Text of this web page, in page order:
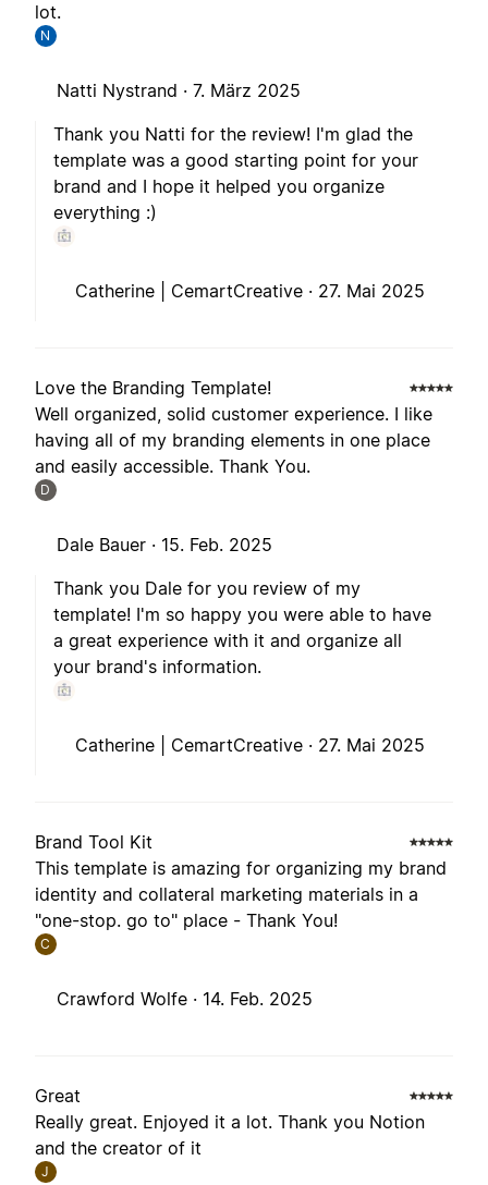
lot.
N
Natti Nystrand · 7. März 2025
Thank you Natti for the review! I'm glad the
template was a good starting point for your
brand and I hope it helped you organize
everything :)
Catherine | CemartCreative · 27. Mai 2025
Love the Branding Template!
Well organized, solid customer experience. I like
having all of my branding elements in one place
and easily accessible. Thank You.
D
Dale Bauer · 15. Feb. 2025
Thank you Dale for you review of my
template! I'm so happy you were able to have
a great experience with it and organize all
your brand's information.
Catherine | CemartCreative · 27. Mai 2025
Brand Tool Kit
This template is amazing for organizing my brand
identity and collateral marketing materials in a
"one-stop. go to" place - Thank You!
C
Crawford Wolfe · 14. Feb. 2025
Great
Really great. Enjoyed it a lot. Thank you Notion
and the creator of it
J